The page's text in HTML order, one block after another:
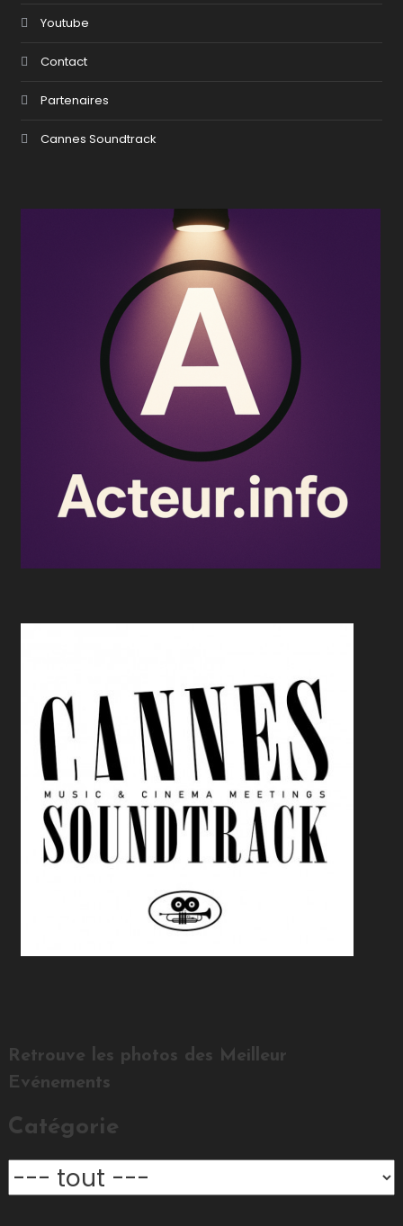
Youtube
Contact
Partenaires
Cannes Soundtrack
Retrouve les photos des Meilleur
Evénements
Catégorie